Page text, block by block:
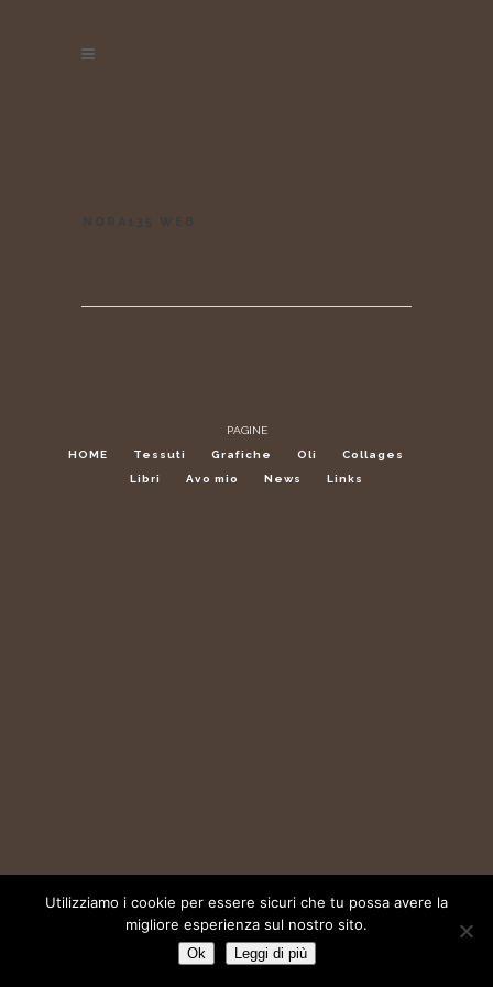
PAGINE
HOME
Tessuti Grafiche Oli
Collages
Libri
Avo mio News Links
Utilizziamo i cookie per essere sicuri che tu possa avere la
migliore esperienza sul nostro sito.
Ok Leggi di più